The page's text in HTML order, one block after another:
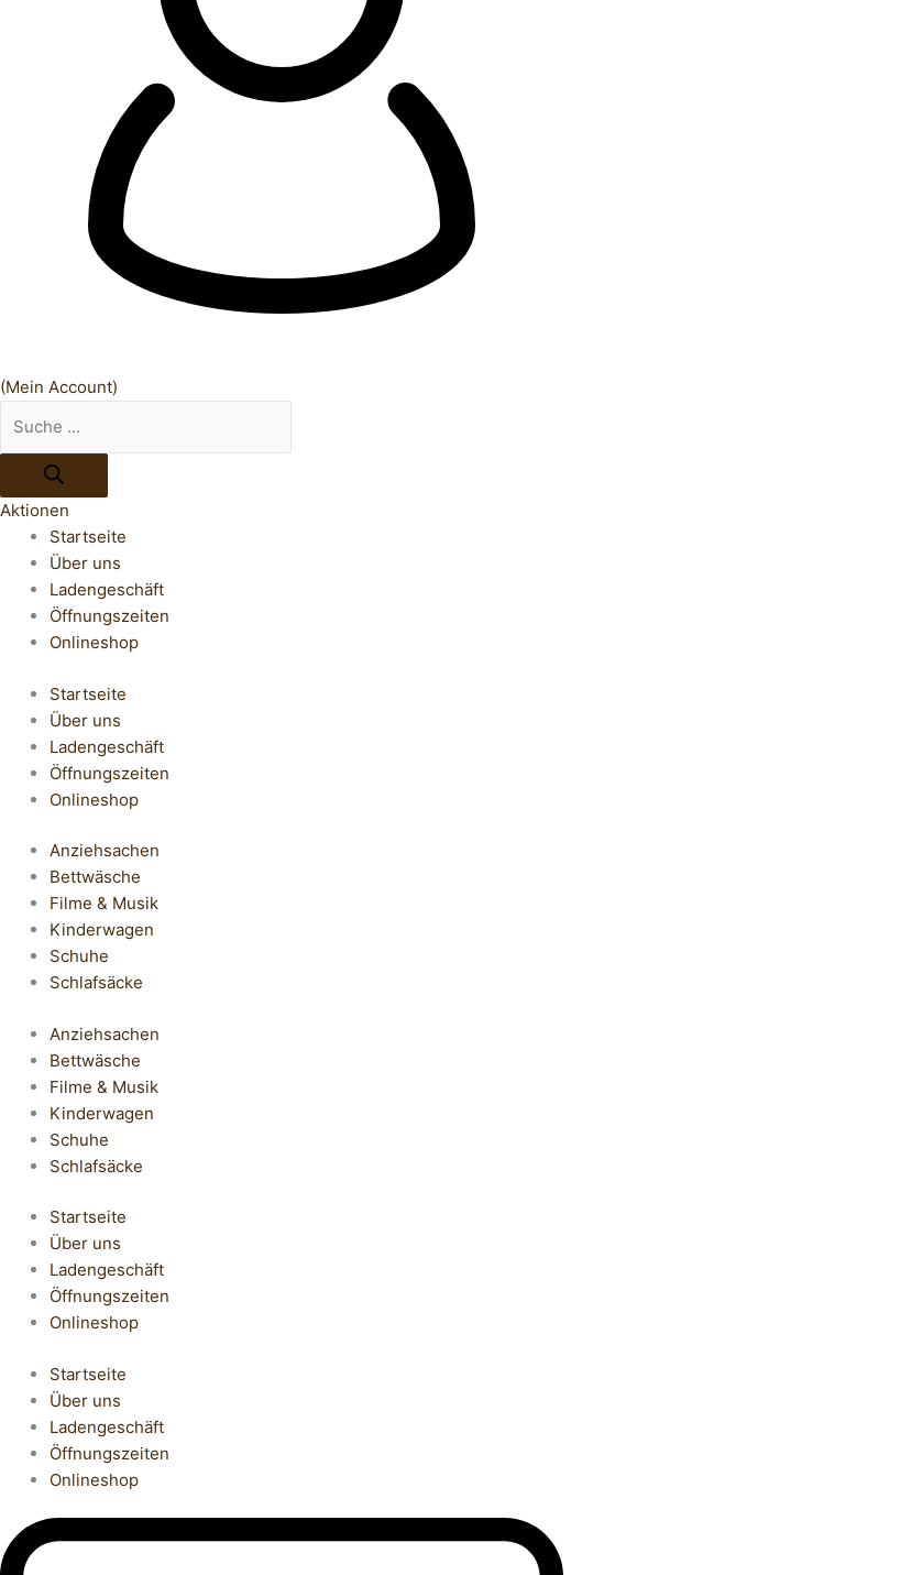
(Mein Account)
Aktionen
Startseite
Über uns
Ladengeschäft
Öffnungszeiten
Onlineshop
Startseite
Über uns
Ladengeschäft
Öffnungszeiten
Onlineshop
Anziehsachen
Bettwäsche
Filme & Musik
Kinderwagen
Schuhe
Schlafsäcke
Anziehsachen
Bettwäsche
Filme & Musik
Kinderwagen
Schuhe
Schlafsäcke
Startseite
Über uns
Ladengeschäft
Öffnungszeiten
Onlineshop
Startseite
Über uns
Ladengeschäft
Öffnungszeiten
Onlineshop